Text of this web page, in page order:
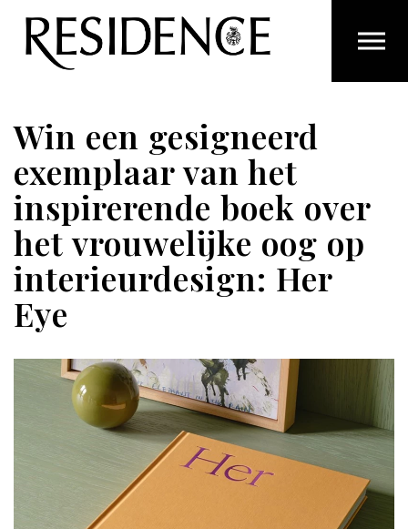
Overslaan en ga direct naar de inhoud
Win een gesigneerd
exemplaar van het
inspirerende boek over
het vrouwelijke oog op
interieurdesign: Her
Eye